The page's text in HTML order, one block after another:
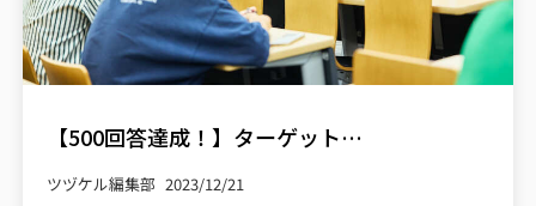
【500回答達成！】ターゲット大学へアンケートをさらに拡散するには？【SDGsシューカツ解体白書】
ツヅケル編集部 2023/12/21